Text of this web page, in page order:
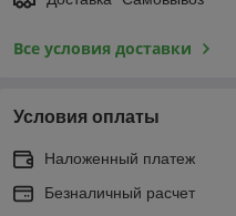
Все условия доставки
Условия оплаты
Наложенный платеж
Безналичный расчет